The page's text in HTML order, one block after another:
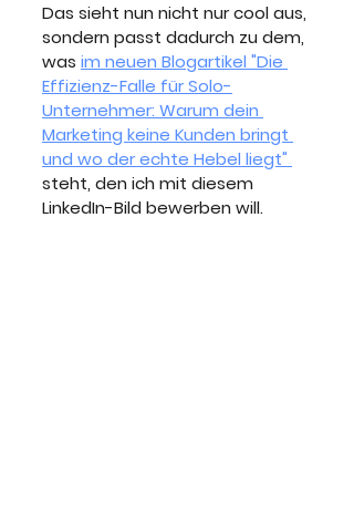
Das sieht nun nicht nur cool aus,
sondern passt dadurch zu dem,
was im neuen Blogartikel "Die
Effizienz-Falle für Solo-
Unternehmer: Warum dein
Marketing keine Kunden bringt
und wo der echte Hebel liegt"
steht, den ich mit diesem
LinkedIn-Bild bewerben will.